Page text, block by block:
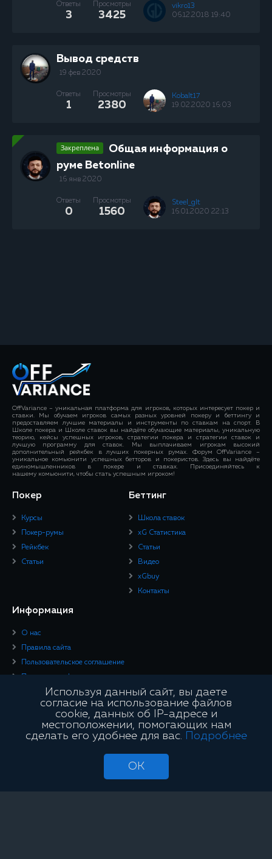
Ответы
3
Просмотры
3425
vikro13
06.12.2018 19:40
Вывод средств
19 фев 2020
Ответы
1
Просмотры
2380
Kobalt17
19.02.2020 16:03
Закреплена
Общая информация о
руме Betonline
16 янв 2020
Ответы
0
Просмотры
1560
Steel_glt
16.01.2020 22:13
OffVariance – уникальная платформа для игроков, которых интересует покер и
ставки. Мы обучаем игроков самых разных уровней покеру и беттингу и
предоставляем лучшие материалы и инструменты по ставкам на спорт. В
Школе покера и Школе ставок вы найдёте обучающие материалы, уникальную
теорию, кейсы успешных игроков, стратегии покера и стратегии ставок и
лучшую программу для ставок. Мы выплачиваем игрокам высокий
дополнительный рейкбек в лучших покерных румах. Форум OffVariance –
уникальное комьюнити успешных бетторов и покеристов. Здесь вы найдёте
единомышленников в покере и ставках. Присоединяйтесь к
нашему комьюнити, чтобы стать успешным игроком!
Покер
Курсы
Покер-румы
Рейкбек
Статьи
Беттинг
Школа ставок
xG Статистика
Статьи
Видео
xGbuy
Контакты
Информация
О нас
Правила сайта
Пользовательское соглашение
Политика конфиденциальности
Юридическая информация
Подписывайтесь
Сайт является информационным и не занимается проведением азартных
Используя данный сайт, вы даете
согласие на использование файлов
cookie, данных об IP-адресе и
местоположении, помогающих нам
сделать его удобнее для вас.
Подробнее
OK